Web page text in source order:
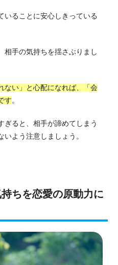
いることに安心しきっている
相手の気持ちを揺さぶりまし
ない」と心配になれば、「会
す。
ぎると、相手が諦めてしまう
よう注意しましょう。
ちを恋愛の原動力に